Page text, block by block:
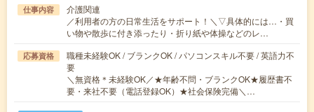
仕事内容
介護関連
／利用者の方の日常生活をサポート！＼▽具体的には…・買
い物や散歩に付き添ったり・折り紙や体操などのレ…
応募資格
職種未経験OK / ブランクOK / パソコンスキル不要 / 英語力不
要
＼無資格＊未経験OK／★年齢不問・ブランクOK★履歴書不
要・来社不要（電話登録OK）★社会保険完備＼…